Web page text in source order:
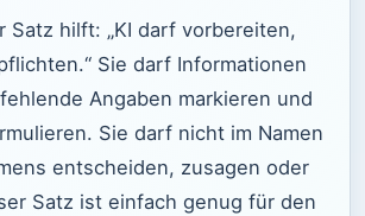
Satz hilft: „KI darf vorbereiten,
Sie darf Informationen
Angaben markieren und
Sie darf nicht im Namen
entscheiden, zusagen oder
Satz ist einfach genug für den